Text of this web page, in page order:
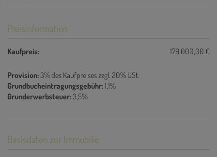
Preisinformation
Kaufpreis: 179.000,00 €
Provision:3% des Kaufpreises zzgl. 20% USt.
Grundbucheintragungsgebühr:1,1%
Grunderwerbsteuer:3,5%
Basisdaten zur Immobilie